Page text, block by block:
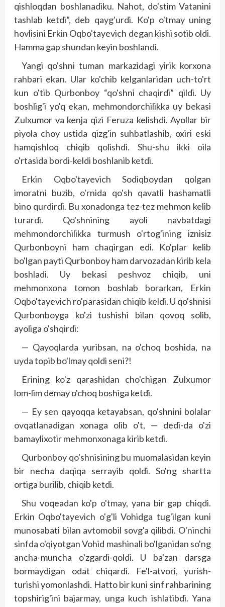
qishloqdan boshlanadiku. Nahot, do'stim Vatanini
tashlab ketdi”, deb qayg'urdi. Ko'p o'tmay uning
hovlisini Erkin Oqbo'tayevich degan kishi sotib oldi.
Hamma gap shundan keyin boshlandi.
Yangi qo'shni tuman markazidagi yirik korxona
rahbari ekan. Ular ko'chib kelganlaridan uch-to'rt
kun o'tib Qurbonboy “qo'shni chaqirdi” qildi. Uy
boshlig'i yo'q ekan, mehmondorchilikka uy bekasi
Zulxumor va kenja qizi Feruza kelishdi. Ayollar bir
piyola choy ustida qizg'in suhbatlashib, oxiri eski
hamqishloq chiqib qolishdi. Shu-shu ikki oila
o'rtasida bordi-keldi boshlanib ketdi.
Erkin Oqbo'tayevich Sodiqboydan qolgan
imoratni buzib, o'rnida qo'sh qavatli hashamatli
bino qurdirdi. Bu xonadonga tez-tez mehmon kelib
turardi. Qo'shnining ayoli navbatdagi
mehmondorchilikka turmush o'rtog'ining iznisiz
Qurbonboyni ham chaqirgan edi. Ko'plar kelib
bo'lgan payti Qurbonboy ham darvozadan kirib kela
boshladi. Uy bekasi peshvoz chiqib, uni
mehmonxona tomon boshlab borarkan, Erkin
Oqbo'tayevich ro'parasidan chiqib keldi. U qo'shnisi
Qurbonboyga ko'zi tushishi bilan qovoq solib,
ayoliga o'shqirdi:
— Qayoqlarda yuribsan, na o'choq boshida, na
uyda topib bo'lmay qoldi seni?!
Erining ko'z qarashidan cho'chigan Zulxumor
lom-lim demay o'choq boshiga ketdi.
— Ey sen qayoqqa ketayabsan, qo'shnini bolalar
ovqatlanadigan xonaga olib o't, — dedi-da o'zi
bamaylixotir mehmonxonaga kirib ketdi.
Qurbonboy qo'shnisining bu muomalasidan keyin
bir necha daqiqa serrayib qoldi. So'ng shartta
ortiga burilib, chiqib ketdi.
Shu voqeadan ko'p o'tmay, yana bir gap chiqdi.
Erkin Oqbo'tayevich o'g'li Vohidga tug'ilgan kuni
munosabati bilan avtomobil sovg'a qilibdi. O'ninchi
sinf­­da o'qiyotgan Vohid mashinali bo'lganidan so'ng
ancha-muncha o'zgardi-qoldi. U ba'zan darsga
bormaydigan odat chiqardi. Fe'l-atvori, yurish-
turishi yomonlashdi. Hatto bir kuni sinf rahbarining
topshirig'ini bajarmay, unga kuch ishlatibdi. Yana